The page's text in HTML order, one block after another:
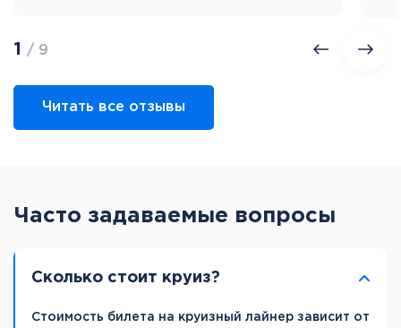
1 / 9
Читать все отзывы
Часто задаваемые вопросы
Сколько стоит круиз?
Стоимость билета на круизный лайнер зависит от